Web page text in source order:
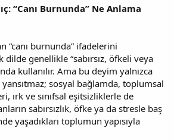
“Canı Burnunda” Ne Anlama
“canı burnunda” ifadelerini
genellikle “sabırsız, öfkeli veya
kullanılır. Ama bu deyim yalnızca
sosyal bağlamda, toplumsal
ırk ve sınıfsal eşitsizliklerle de
sabırsızlık, öfke ya da stresle baş
yaşadıkları toplumun yapısıyla